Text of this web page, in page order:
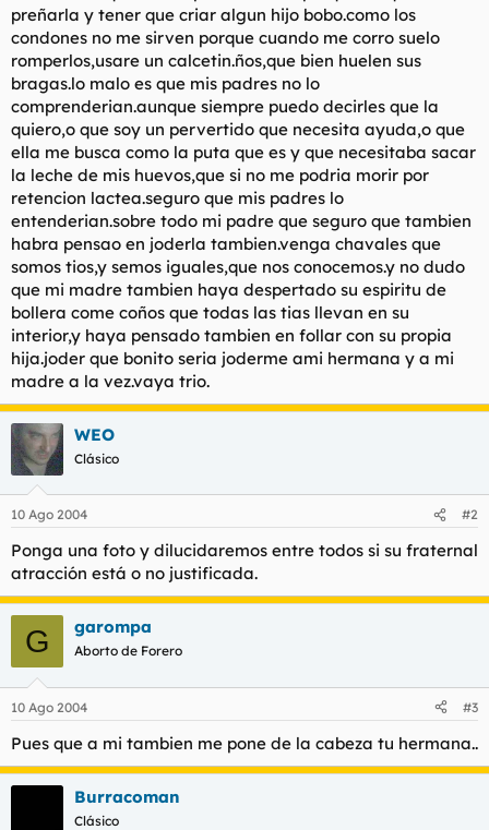
preñarla y tener que criar algun hijo bobo.como los
condones no me sirven porque cuando me corro suelo
romperlos,usare un calcetin.ños,que bien huelen sus
bragas.lo malo es que mis padres no lo
comprenderian.aunque siempre puedo decirles que la
quiero,o que soy un pervertido que necesita ayuda,o que
ella me busca como la puta que es y que necesitaba sacar
la leche de mis huevos,que si no me podria morir por
retencion lactea.seguro que mis padres lo
entenderian.sobre todo mi padre que seguro que tambien
habra pensao en joderla tambien.venga chavales que
somos tios,y semos iguales,que nos conocemos.y no dudo
que mi madre tambien haya despertado su espiritu de
bollera come coños que todas las tias llevan en su
interior,y haya pensado tambien en follar con su propia
hija.joder que bonito seria joderme ami hermana y a mi
madre a la vez.vaya trio.
WEO
Clásico
10 Ago 2004 #2
Ponga una foto y dilucidaremos entre todos si su fraternal
atracción está o no justificada.
G garompa
Aborto de Forero
10 Ago 2004 #3
Pues que a mi tambien me pone de la cabeza tu hermana..
Burracoman
Clásico